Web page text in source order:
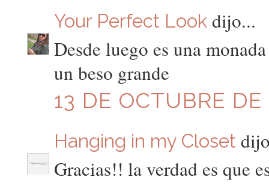
Your Perfect Lookdijo...
Desde luego es una
un beso grande
13 DE OCTUBRE
Hanging in my Closet
Gracias!! la verdad es que